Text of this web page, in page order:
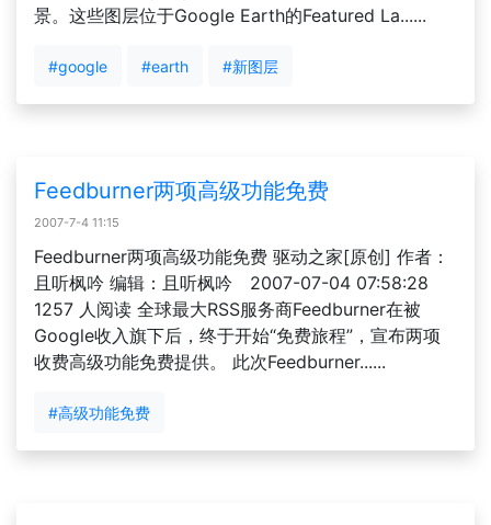
景。这些图层位于Google Earth的Featured La......
#google #earth #新图层
Feedburner两项高级功能免费
2007-7-4 11:15
Feedburner两项高级功能免费 驱动之家[原创] 作者：
且听枫吟 编辑：且听枫吟 2007-07-04 07:58:28
1257 人阅读 全球最大RSS服务商Feedburner在被
Google收入旗下后，终于开始“免费旅程”，宣布两项
收费高级功能免费提供。 此次Feedburner......
#高级功能免费